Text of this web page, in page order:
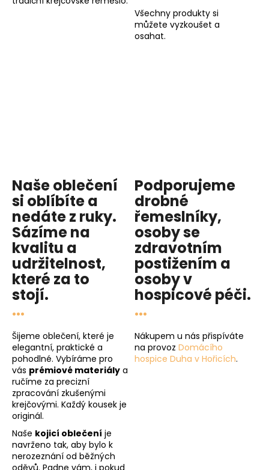
Všechny produkty si
můžete vyzkoušet a
osahat.
Naše oblečení
si oblíbíte a
nedáte z ruky.
Sázíme na
kvalitu a
udržitelnost,
které za to
stojí.
...
Šijeme oblečení, které je
elegantní, praktické a
pohodlné. Vybíráme pro
vás prémiové materiály a
ručíme za precizní
zpracování zkušenými
krejčovými. Každý kousek je
originál.
Naše kojicí oblečení je
navrženo tak, aby bylo k
nerozeznání od běžných
Podporujeme
drobné
řemeslníky,
osoby se
zdravotním
postižením a
osoby v
hospicové péči.
...
Nákupem u nás přispíváte
na provoz Domácího
hospice Duha v Hořicích.